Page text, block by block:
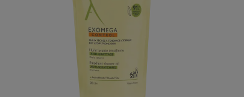
anti-
irritación